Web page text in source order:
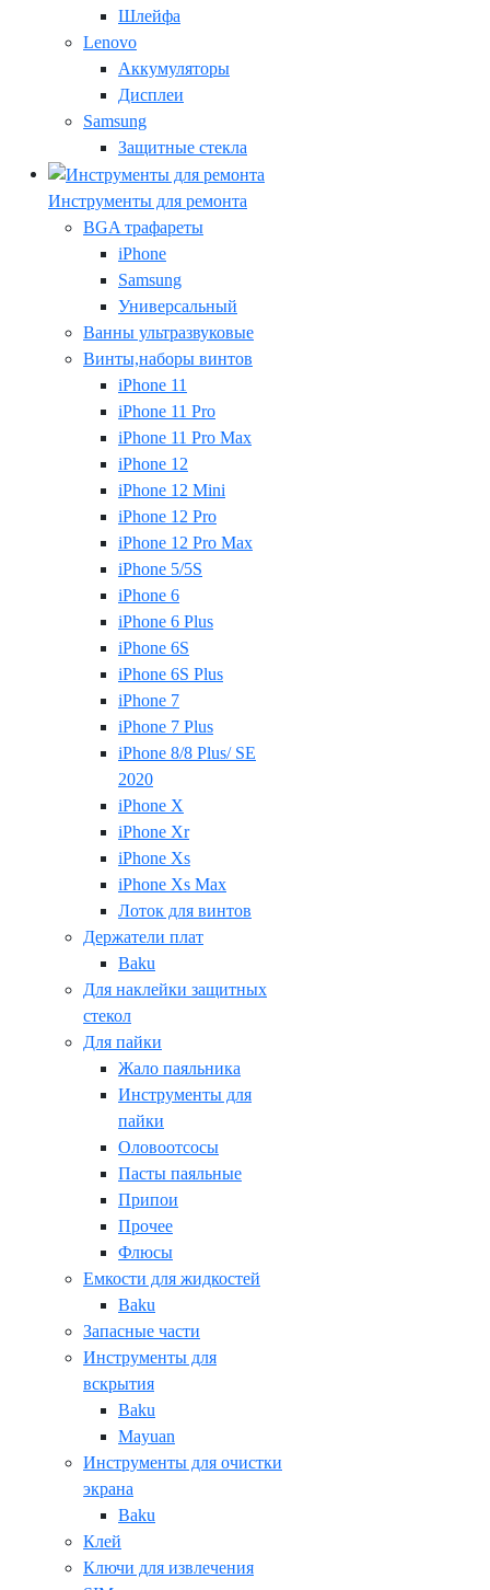
Шлейфа
Lenovo
Аккумуляторы
Дисплеи
Samsung
Защитные стекла
Инструменты для ремонта
BGA трафареты
iPhone
Samsung
Универсальный
Ванны ультразвуковые
Винты,наборы винтов
iPhone 11
iPhone 11 Pro
iPhone 11 Pro Max
iPhone 12
iPhone 12 Mini
iPhone 12 Pro
iPhone 12 Pro Max
iPhone 5/5S
iPhone 6
iPhone 6 Plus
iPhone 6S
iPhone 6S Plus
iPhone 7
iPhone 7 Plus
iPhone 8/8 Plus/ SE
2020
iPhone X
iPhone Xr
iPhone Xs
iPhone Xs Max
Лоток для винтов
Держатели плат
Baku
Для наклейки защитных
стекол
Для пайки
Жало паяльника
Инструменты для
пайки
Оловоотсосы
Пасты паяльные
Припои
Прочее
Флюсы
Емкости для жидкостей
Baku
Запасные части
Инструменты для
вскрытия
Baku
Mayuan
Инструменты для очистки
экрана
Baku
Клей
Ключи для извлечения